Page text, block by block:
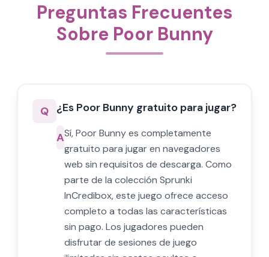
Preguntas Frecuentes
Sobre Poor Bunny
Q ¿Es Poor Bunny gratuito para jugar?
ASí, Poor Bunny es completamente
gratuito para jugar en navegadores
web sin requisitos de descarga. Como
parte de la colección Sprunki
InCredibox, este juego ofrece acceso
completo a todas las características
sin pago. Los jugadores pueden
disfrutar de sesiones de juego